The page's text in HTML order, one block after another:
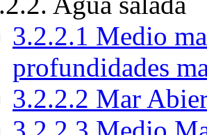
3.2.2.1 Medio
profundidades
3.2.2.2 Mar